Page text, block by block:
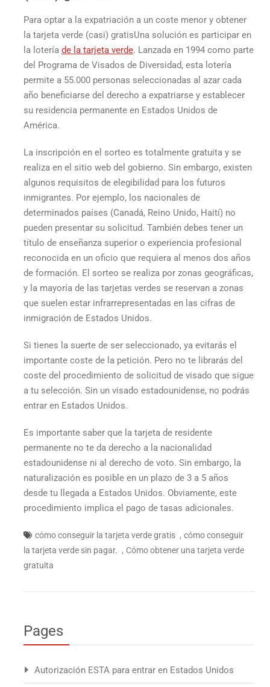
Para optar a la expatriación a un coste menor y obtener
la tarjeta verde (casi) gratisUna solución es participar en
la lotería de la tarjeta verde. Lanzada en 1994 como parte
del Programa de Visados de Diversidad, esta lotería
permite a 55.000 personas seleccionadas al azar cada
año beneficiarse del derecho a expatriarse y establecer
su residencia permanente en Estados Unidos de
América.
La inscripción en el sorteo es totalmente gratuita y se
realiza en el sitio web del gobierno. Sin embargo, existen
algunos requisitos de elegibilidad para los futuros
inmigrantes. Por ejemplo, los nacionales de
determinados países (Canadá, Reino Unido, Haití) no
pueden presentar su solicitud. También debes tener un
título de enseñanza superior o experiencia profesional
reconocida en un oficio que requiera al menos dos años
de formación. El sorteo se realiza por zonas geográficas,
y la mayoría de las tarjetas verdes se reservan a zonas
que suelen estar infrarrepresentadas en las cifras de
inmigración de Estados Unidos.
Si tienes la suerte de ser seleccionado, ya evitarás el
importante coste de la petición. Pero no te librarás del
coste del procedimiento de solicitud de visado que sigue
a tu selección. Sin un visado estadounidense, no podrás
entrar en Estados Unidos.
Es importante saber que la tarjeta de residente
permanente no te da derecho a la nacionalidad
estadounidense ni al derecho de voto. Sin embargo, la
naturalización es posible en un plazo de 3 a 5 años
desde tu llegada a Estados Unidos. Obviamente, este
procedimiento implica el pago de tasas adicionales.
cómo conseguir la tarjeta verde gratis , cómo conseguir
la tarjeta verde sin pagar. , Cómo obtener una tarjeta verde
gratuita
Pages
Autorización ESTA para entrar en Estados Unidos